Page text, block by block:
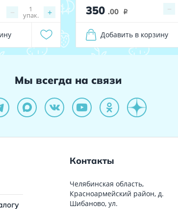
− +
1
упак. 350 .00 i −
Добавить в корзину
Мы всегда на связи
Контакты
Челябинская область,
Красноармейский район, д.
Шибаново, ул.